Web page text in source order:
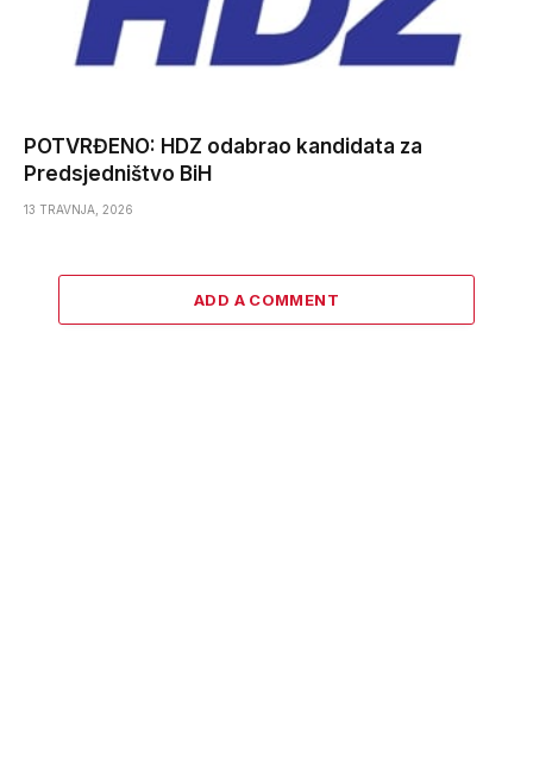
POTVRĐENO: HDZ odabrao kandidata za
Predsjedništvo BiH
13 TRAVNJA, 2026
ADD A COMMENT